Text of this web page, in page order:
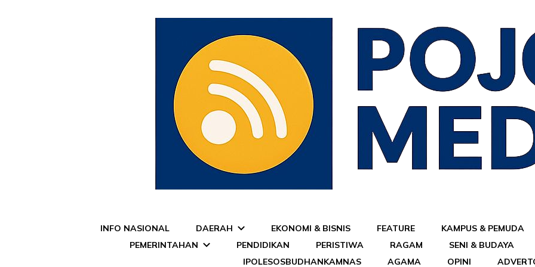
INFO NASIONAL DAERAH EKONOMI & BISNIS FEATURE KAMPUS & PEMUDA
PEMERINTAHAN
PENDIDIKAN PERISTIWA RAGAM SENI & BUDAYA
IPOLESOSBUDHANKAMNAS
AGAMA OPINI